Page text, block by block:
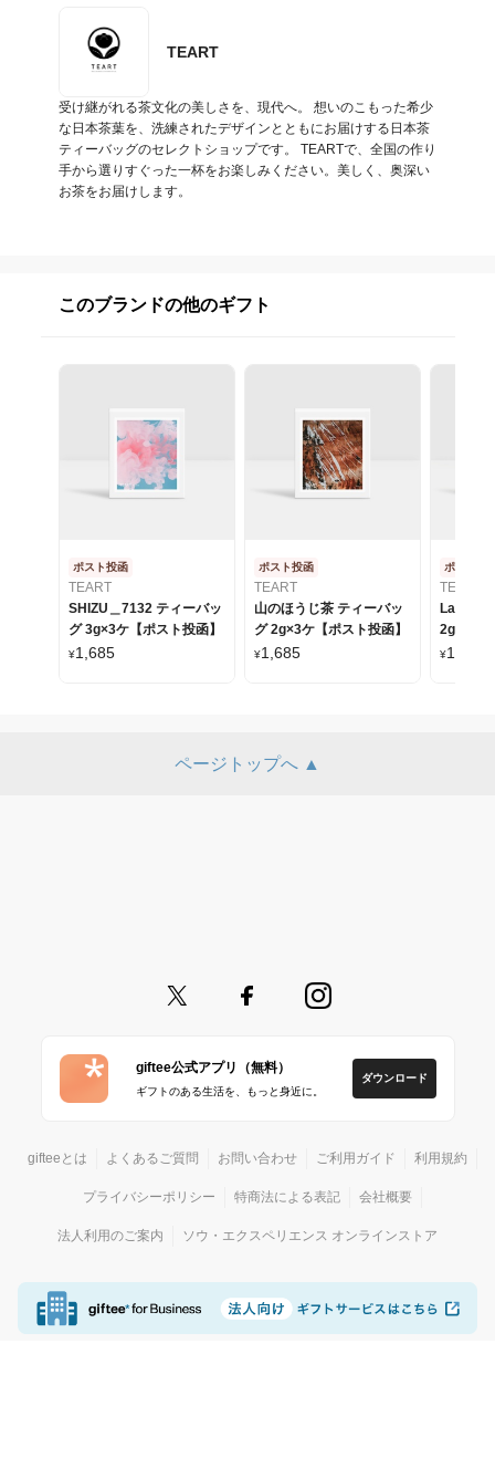
TEART
受け継がれる茶文化の美しさを、現代へ。 想いのこもった希少
な日本茶葉を、洗練されたデザインとともにお届けする日本茶
ティーバッグのセレクトショップです。 TEARTで、全国の作り
手から選りすぐった一杯をお楽しみください。美しく、奥深い
お茶をお届けします。
このブランドの他のギフト
ポスト投函
TEART
SHIZU＿7132 ティーバッ
グ 3g×3ケ【ポスト投函】
¥1,685
ポスト投函
TEART
山のほうじ茶 ティーバッ
グ 2g×3ケ【ポスト投函】
¥1,685
ポスト投
TEART
La香寿
2g×3ケ
¥1,685
ページトップへ ▲
giftee公式アプリ（無料）
ギフトのある生活を、もっと身近に。
ダウンロード
gifteeとは よくあるご質問 お問い合わせ ご利用ガイド 利用規約
プライバシーポリシー 特商法による表記 会社概要
法人利用のご案内 ソウ・エクスペリエンス オンラインストア